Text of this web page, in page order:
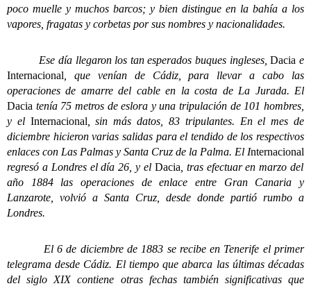
poco muelle y muchos barcos; y bien distingue en la bahía a los
vapores, fragatas y corbetas por sus nombres y nacionalidades.
Ese día llegaron los tan esperados buques ingleses,Daciae
Internacional , que venían de Cádiz, para llevar a cabo las
operaciones de amarre del cable en la costa de La Jurada. El
Dacia tenía 75 metros de eslora y una tripulación de 101 hombres,
y el Internacional , sin más datos, 83 tripulantes. En el mes de
diciembre hicieron varias salidas para el tendido de los respectivos
enlaces con Las Palmas y Santa Cruz de la Palma. El Internacional
regresó a Londres el día 26, y el Dacia , tras efectuar en marzo del
año 1884 las operaciones de enlace entre Gran Canaria y
Lanzarote, volvió a Santa Cruz, desde donde partió rumbo a
Londres.
El 6 de diciembre de 1883 se recibe en Tenerife el primer
telegrama desde Cádiz. El tiempo que abarca las últimas décadas
del siglo XIX contiene otras fechas también significativas que